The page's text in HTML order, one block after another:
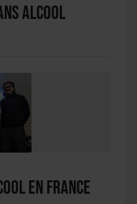
alcool
en France